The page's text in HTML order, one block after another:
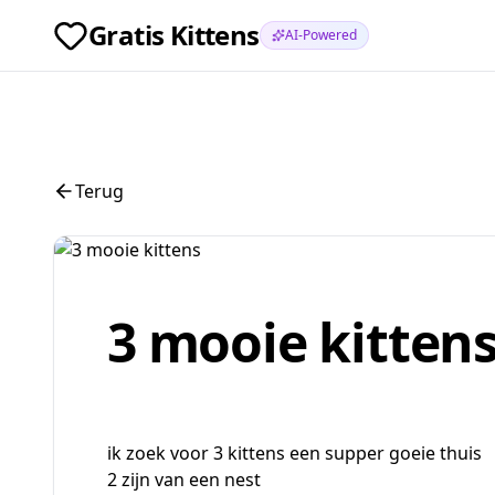
Gratis Kittens AI-Powered
Terug
3 mooie
ik zoek voor 3 kittens een supper goeie thuis
2 zijn van een nest